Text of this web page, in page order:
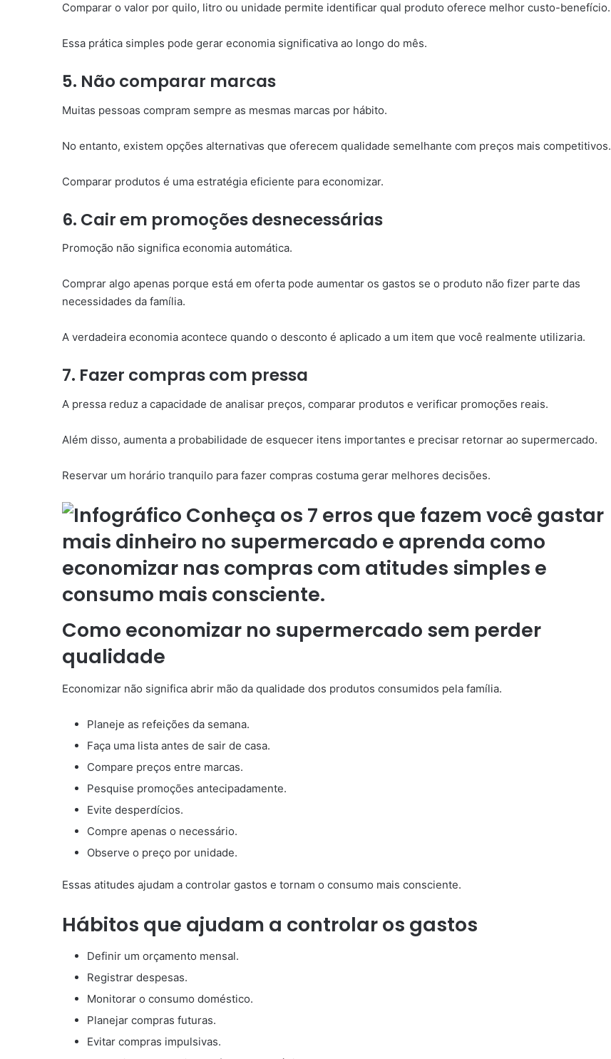
Comparar o valor por quilo, litro ou unidade permite identificar qual produto oferece melhor custo-benefício.
Essa prática simples pode gerar economia significativa ao longo do mês.
5. Não comparar marcas
Muitas pessoas compram sempre as mesmas marcas por hábito.
No entanto, existem opções alternativas que oferecem qualidade semelhante com preços mais competitivos.
Comparar produtos é uma estratégia eficiente para economizar.
6. Cair em promoções desnecessárias
Promoção não significa economia automática.
Comprar algo apenas porque está em oferta pode aumentar os gastos se o produto não fizer parte das
necessidades da família.
A verdadeira economia acontece quando o desconto é aplicado a um item que você realmente utilizaria.
7. Fazer compras com pressa
A pressa reduz a capacidade de analisar preços, comparar produtos e verificar promoções reais.
Além disso, aumenta a probabilidade de esquecer itens importantes e precisar retornar ao supermercado.
Reservar um horário tranquilo para fazer compras costuma gerar melhores decisões.
Como economizar no supermercado sem perder
qualidade
Economizar não significa abrir mão da qualidade dos produtos consumidos pela família.
Planeje as refeições da semana.
Faça uma lista antes de sair de casa.
Compare preços entre marcas.
Pesquise promoções antecipadamente.
Evite desperdícios.
Compre apenas o necessário.
Observe o preço por unidade.
Essas atitudes ajudam a controlar gastos e tornam o consumo mais consciente.
Hábitos que ajudam a controlar os gastos
Definir um orçamento mensal.
Registrar despesas.
Monitorar o consumo doméstico.
Planejar compras futuras.
Evitar compras impulsivas.